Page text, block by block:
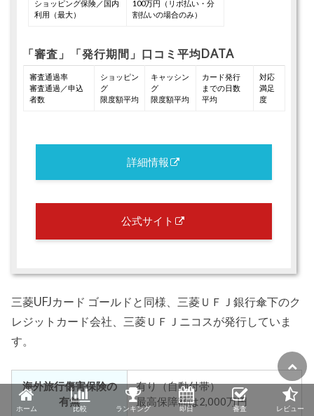
ショッピング保険／国内
利用（最大）
100万円（リボ払い・分
割払いの場合のみ）
「審査」「発行期間」口コミ平均DATA
審査通過率
審査通過／申込
者数
ショッピン
グ
限度額平均
キャッシン
グ
限度額平均
カード発行
までの日数
平均
対応
満足
度
詳細情報
公式サイト
三菱UFJカード ゴールドと同様、三菱ＵＦＪ銀行傘下のク
レジットカード会社、三菱ＵＦＪニコスが発行していま
す。
海外旅行傷害保険の
有無
有り（自動付帯）
最高保障額は2,000万円
ホーム 比較 ランキング 即日 審査 レビュー